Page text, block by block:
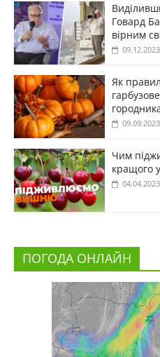
Говард
вірним
09.12.2023
Як
09.09.2023
Чим
кращого
04.04.2023
ПОГОДА ОНЛАЙН